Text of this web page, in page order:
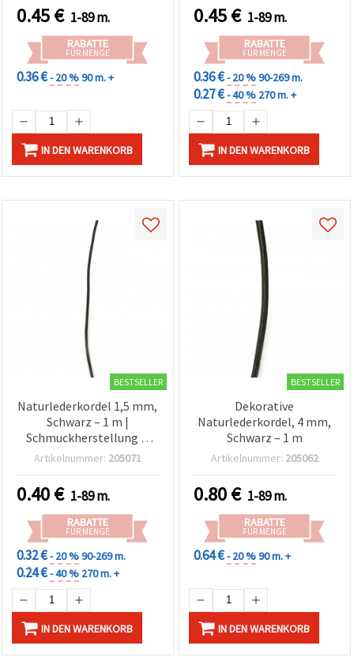
0.45€ 1-89 m.
RABATTE
FÜR MENGE
0.36 €- 20 %90 m. +
IN DEN WARENKORB
0.45€ 1-89 m.
RABATTE
FÜR MENGE
0.36 €- 20 %90-269 m.
0.27 €- 40 % 270 m. +
IN DEN WARENKORB
BESTSELLER
Naturlederkordel 1,5 mm,
Schwarz – 1 m |
Schmuckherstellung &
Bastelzubehör
Artikelnummer: 205071
0.40€ 1-89 m.
RABATTE
FÜR MENGE
0.32 €- 20 %90-269 m.
0.24 €- 40 % 270 m. +
IN DEN WARENKORB
BESTSELLER
Dekorative
Naturlederkordel, 4 mm,
Schwarz – 1 m
Artikelnummer: 205062
0.80€ 1-89 m.
RABATTE
FÜR MENGE
0.64 €- 20 %90 m. +
IN DEN WARENKORB